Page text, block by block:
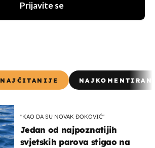
Prijavite se
NAJČITANIJE
"KAO DA SU NOVAK ĐOKOVIĆ"
Jedan od najpoznatijih
svjetskih parova stigao na